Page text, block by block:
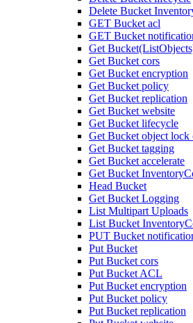
Delete Bucket
GET Bucket acl
GET Bucket
Get
Get Bucket cors
Get Bucket encryption
Get Bucket policy
Get Bucket replication
Get Bucket website
Get Bucket lifecycle
Get Bucket object lock
Get Bucket tagging
Get Bucket accelerate
Get Bucket
Head Bucket
Get Bucket Logging
List Multipart Uploads
List Bucket
PUT Bucket
Put Bucket
Put Bucket cors
Put Bucket ACL
Put Bucket encryption
Put Bucket policy
Put Bucket replication